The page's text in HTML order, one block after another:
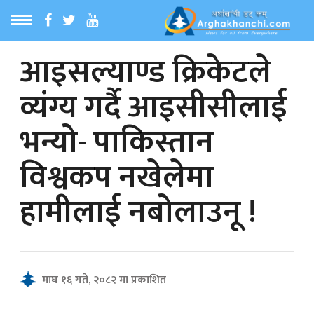
MENU
समाचार
समाचार
समाचार
आइसल्याण्ड क्रिकेटले
व्यंग्य गर्दै आइसीसीलाई
भन्यो- पाकिस्तान
विश्वकप नखेलेमा
हामीलाई नबोलाउनू !
माघ १६ गते, २०८२ मा प्रकाशित